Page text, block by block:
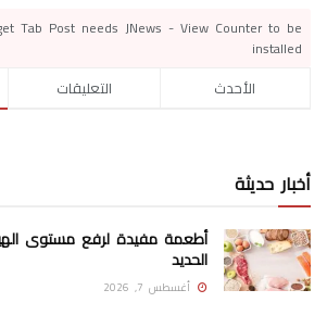
Tab Post needs JNews - View Counter to be
installed
التعليقات الأحدث
أخبار حديثة
أطعمة مفيدة لرفع مستوى
الحديد
أغسطس 7, 2026